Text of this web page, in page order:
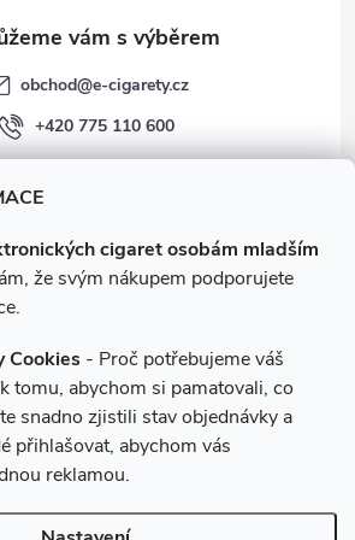
cigaret osobám mladším
že svým nákupem podporujete
Cookies - Proč potřebujeme váš
tomu, abychom si pamatovali, co
snadno zjistili stav objednávky a
přihlašovat, abychom vás
reklamou.
obchod@e-cigarety.cz
+420 775 110 600
facebook.com/e-cigarety.cz
. Všechna práva vyhrazena.